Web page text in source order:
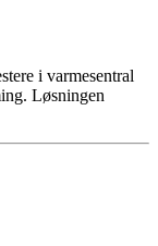
i varmesentral
Løsningen